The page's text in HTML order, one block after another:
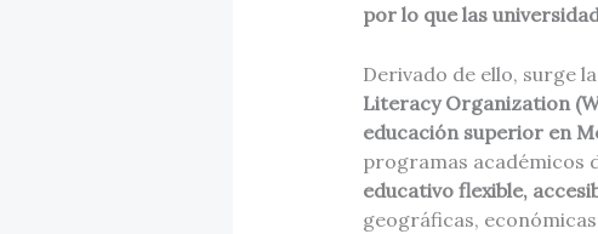
por lo que las
Derivado de ello, surge la
Literacy Organization
educación superior en
programas académicos
educativo flexible,
geográficas,